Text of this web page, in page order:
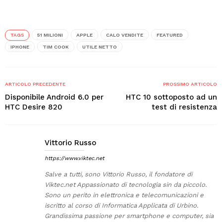
TAGS 51 MILIONI APPLE CALO VENDITE FEATURED
IPHONE TIM COOK UTILE NETTO
ARTICOLO PRECEDENTE
Disponibile Android 6.0 per
HTC Desire 820
PROSSIMO ARTICOLO
HTC 10 sottoposto ad un
test di resistenza
Vittorio Russo
https://www.viktec.net
Salve a tutti, sono Vittorio Russo, il fondatore di
Viktec.net Appassionato di tecnologia sin da piccolo.
Sono un perito in elettronica e telecomunicazioni e
iscritto al corso di Informatica Applicata di Urbino.
Grandissima passione per smartphone e computer, sia